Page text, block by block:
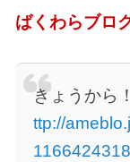
ばくわらブロ
きょうから
ttp://